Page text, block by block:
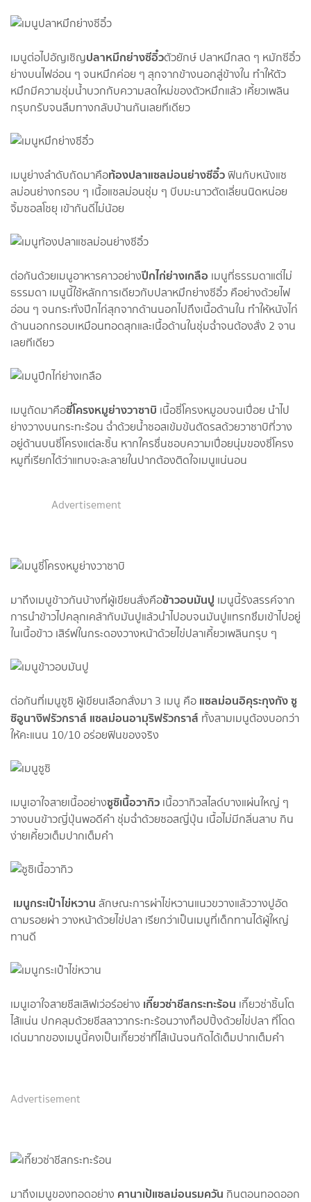
เมนูต่อไปอัญเชิญปลาหมึกย่างซีอิ๋วตัวยักษ์ ปลาหมึกสด ๆ หมักซีอิ๋ว
ย่างบนไฟอ่อน ๆ จนหมึกค่อย ๆ สุกจากข้างนอกสู่ข้างใน ทำให้ตัว
หมึกมีความชุ่มน้ำบวกกับความสดใหม่ของตัวหมึกแล้ว เคี้ยวเพลิน
กรุบกรับจนลืมทางกลับบ้านกันเลยทีเดียว
เมนูย่างลำดับถัดมาคือท้องปลาแซลม่อนย่างซีอิ๋วฟินกับหนังแซ
ลม่อนย่างกรอบ ๆ เนื้อแซลม่อนชุ่ม ๆ บีบมะนาวตัดเลี่ยนนิดหน่อย
จิ้มซอสโชยุ เข้ากันดีไม่น้อย
ต่อกันด้วยเมนูอาหารคาวอย่างปีกไก่ย่างเกลือ เมนูที่ธรรมดาแต่ไม่
ธรรมดา เมนูนี้ใช้หลักการเดียวกับปลาหมึกย่างซีอิ๋ว คือย่างด้วยไฟ
อ่อน ๆ จนกระทั่งปีกไก่สุกจากด้านนอกไปถึงเนื้อด้านใน ทำให้หนังไก่
ด้านนอกกรอบเหมือนทอดสุกและเนื้อด้านในชุ่มฉ่ำจนต้องสั่ง 2 จาน
เลยทีเดียว
เมนูถัดมาคือซี่โครงหมูย่างวาซาบิ เนื้อซี่โครงหมูอบจนเปื่อย นำไป
ย่างวางบนกระทะร้อน ฉ่ำด้วยน้ำซอสเข้มข้นตัดรสด้วยวาซาบิที่วาง
อยู่ด้านบนซี่โครงแต่ละชิ้น หากใครชื่นชอบความเปื่อยนุ่มของซี่โครง
หมูที่เรียกได้ว่าแทบจะละลายในปากต้องติดใจเมนูแน่นอน
Advertisement
มาถึงเมนูข้าวกันบ้างที่ผู้เขียนสั่งคือข้าวอบมันปู เมนูนี้รังสรรค์จาก
การนำข้าวไปคลุกเคล้ากับมันปูแล้วนำไปอบจนมันปูแทรกซึมเข้าไปอยู่
ในเนื้อข้าว เสิร์ฟในกระดองวางหน้าด้วยไข่ปลาเคี้ยวเพลินกรุบ ๆ
ต่อกันที่เมนูซูซิ ผู้เขียนเลือกสั่งมา 3 เมนู คือ แซลม่อนอิคุระกุงกัง ซู
ซิอูนางิฟรัวกราส์ แซลม่อนอามุริฟรัวกราส์ ทั้งสามเมนูต้องบอกว่า
ให้คะแนน 10/10 อร่อยฟินของจริง
เมนูเอาใจสายเนื้ออย่างซูซิเนื้อวากิว เนื้อวากิวสไลด์บางแผ่นใหญ่ ๆ
วางบนข้าวญี่ปุ่นพอดีคำ ชุ่มฉ่ำด้วยซอสญี่ปุ่น เนื้อไม่มีกลิ่นสาบ กิน
ง่ายเคี้ยวเต็มปากเต็มคำ
เมนูกระเป๋าไข่หวาน ลักษณะการผ่าไข่หวานแนวขวางแล้ววางปูอัด
ตามรอยผ่า วางหน้าด้วยไข่ปลา เรียกว่าเป็นเมนูที่เด็กทานได้ผู้ใหญ่
ทานดี
เมนูเอาใจสายชีสเลิฟเว่อร์อย่าง เกี๊ยวซ่าชีสกระทะร้อน เกี๊ยวซ่าชิ้นโต
ไส้แน่น ปกคลุมด้วยชีสลาวากระทะร้อนวางท็อปปิ้งด้วยไข่ปลา ที่โดด
เด่นมากของเมนูนี้คงเป็นเกี๊ยวซ่าที่ไส้เน้นจนกัดได้เต็มปากเต็มคำ
Advertisement
มาถึงเมนูของทอดอย่าง คานาเป้แซลม่อนรมควัน กินตอนทอดออก